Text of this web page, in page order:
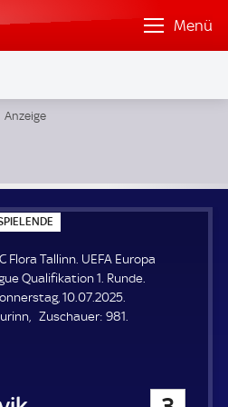
Menü
P
L
E
N
E
Flora Tallinn. UEFA Europa
Qualifikation 1. Runde.
10.07.2025.
Zuschauer: Z
981.